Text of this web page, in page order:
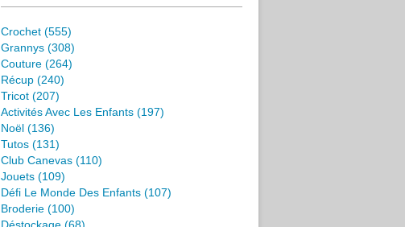
Crochet (555)
Grannys (308)
Couture (264)
Récup (240)
Tricot (207)
Activités Avec Les Enfants (197)
Noël (136)
Tutos (131)
Club Canevas (110)
Jouets (109)
Défi Le Monde Des Enfants (107)
Broderie (100)